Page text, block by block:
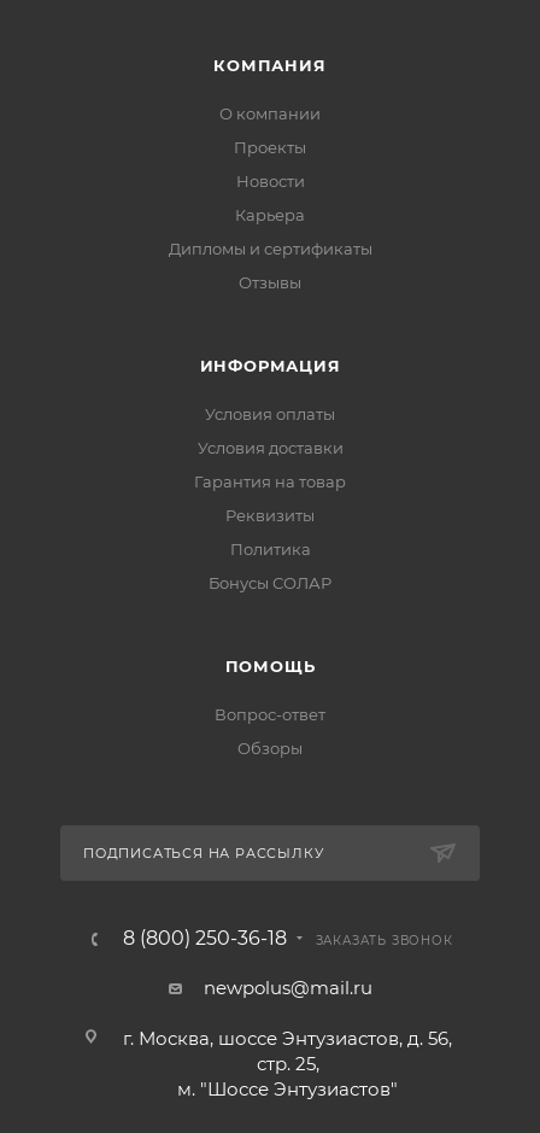
КОМПАНИЯ
О компании
Проекты
Новости
Карьера
Дипломы и сертификаты
Отзывы
ИНФОРМАЦИЯ
Условия оплаты
Условия доставки
Гарантия на товар
Реквизиты
Политика
Бонусы СОЛАР
ПОМОЩЬ
Вопрос-ответ
Обзоры
ПОДПИСАТЬСЯ НА РАССЫЛКУ
8 (800) 250-36-18 ЗАКАЗАТЬ ЗВОНОК
newpolus@mail.ru
г. Москва, шоссе Энтузиастов, д. 56,
стр. 25,
м. "Шоссе Энтузиастов"